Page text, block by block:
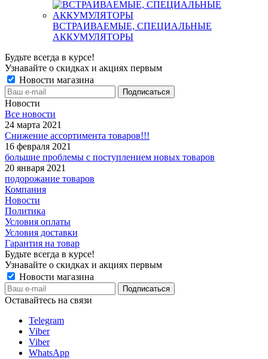
ВСТРАИВАЕМЫЕ, СПЕЦИАЛЬНЫЕ
АККУМУЛЯТОРЫ
Будьте всегда в курсе!
Узнавайте о скидках и акциях первым
Новости магазина
Новости
Все новости
24 марта 2021
Снижение ассортимента товаров!!!
16 февраля 2021
большие проблемы с поступлением новых товаров
20 января 2021
подорожание товаров
Компания
Новости
Политика
Условия оплаты
Условия доставки
Гарантия на товар
Будьте всегда в курсе!
Узнавайте о скидках и акциях первым
Новости магазина
Оставайтесь на связи
Telegram
Viber
Viber
WhatsApp